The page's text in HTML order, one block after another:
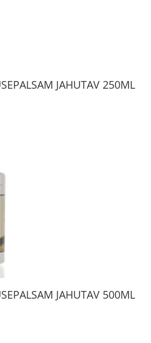
JAHUTAV 250ML
JAHUTAV 500ML